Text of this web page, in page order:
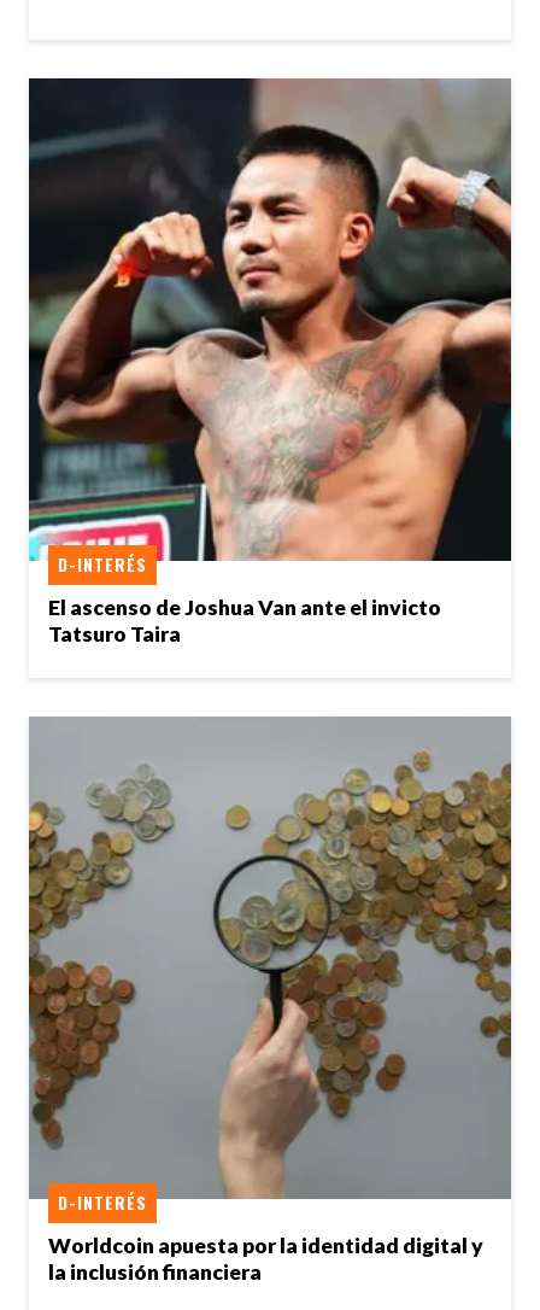
El ascenso de Joshua Van ante el invicto
Tatsuro Taira
D-INTERÉS
Worldcoin apuesta por la identidad digital y
la inclusión financiera
D-INTERÉS